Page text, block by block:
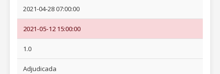
2021-04-28 07:00:00
2021-05-12 15:00:00
1.0
Adjudicada